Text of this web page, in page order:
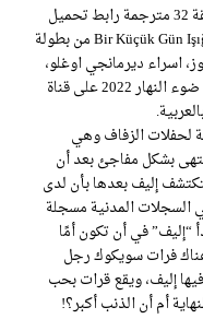
مشاهدة مسلسل القليل من ضوء النهار الحلقة 32 مترجمة رابط تحميل
الحلقة 32 من القليل من ضوء النهار Bir Küçük Gün Işığı EP32 من بطولة
اسراء ديرمانجي اوغلو،
وشيماء كوركماز، وتعرض حلقات القليل من ضوء النهار 2022 على قناة
لحفلات الزفاف وهي
بشكل مفاجئ بعد أن
إليف بعدها بأن لدى
السجلات المدنية مسجلة
“إليف” في أن تكون أمًا
فرات سويكوك رجل
إليف، ويقع قرات بحب
أم أن الذنب أكبر؟!